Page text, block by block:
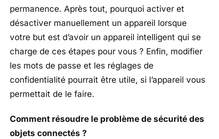
permanence. Après tout, pourquoi activer et
désactiver manuellement un appareil lorsque
votre but est d’avoir un appareil intelligent qui se
charge de ces étapes pour vous ? Enfin, modifier
les mots de passe et les réglages de
confidentialité pourrait être utile, si l’appareil vous
permettait de le faire.
Comment résoudre le problème de sécurité des
objets connectés ?